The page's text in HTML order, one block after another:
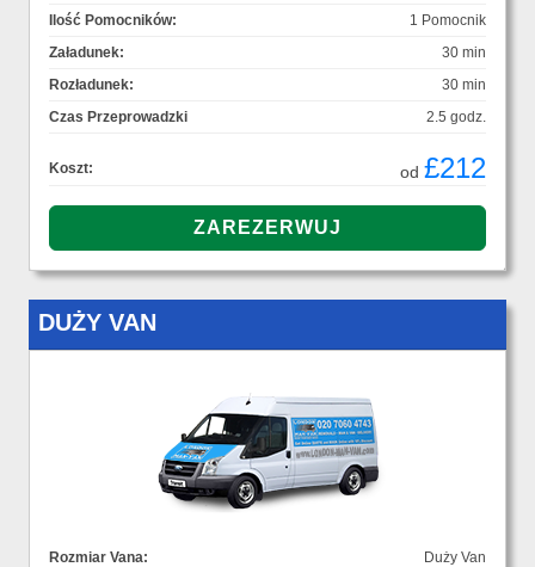
Ilość Pomocników:
1 Pomocnik
Załadunek:
30 min
Rozładunek:
30 min
Czas Przeprowadzki
2.5 godz.
Koszt: od £212
DUŻY VAN
Rozmiar Vana:
Duży Van